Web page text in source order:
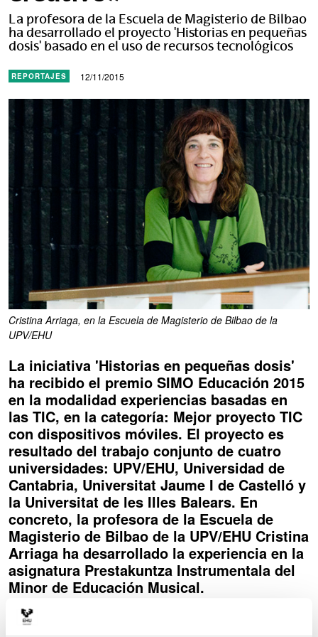
La profesora de la Escuela de Magisterio de Bilbao
ha desarrollado el proyecto 'Historias en pequeñas
dosis' basado en el uso de recursos tecnológicos
REPORTAJES 12/11/2015
Cristina Arriaga, en la Escuela de Magisterio de Bilbao de la
UPV/EHU
La iniciativa 'Historias en pequeñas dosis'
ha recibido el premio SIMO Educación 2015
en la modalidad experiencias basadas en
las TIC, en la categoría: Mejor proyecto TIC
con dispositivos móviles. El proyecto es
resultado del trabajo conjunto de cuatro
universidades: UPV/EHU, Universidad de
Cantabria, Universitat Jaume I de Castelló y
la Universitat de les Illes Balears. En
concreto, la profesora de la Escuela de
Magisterio de Bilbao de la UPV/EHU Cristina
Arriaga ha desarrollado la experiencia en la
asignatura Prestakuntza Instrumentala del
Minor de Educación Musical.
¿Qué ha supuesto recibir el premio SIMO